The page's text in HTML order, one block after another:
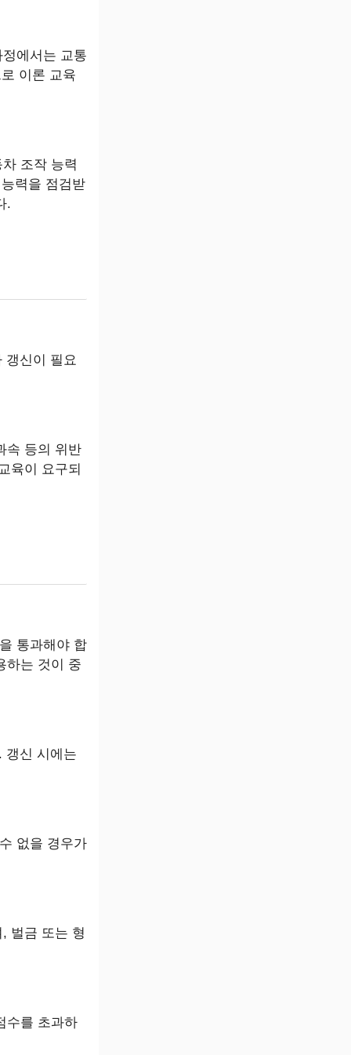
에서는 교통
이론 교육
조작 능력
력을 점검받
.
갱신이 필요
속 등의 위반
육이 요구되
통과해야 합
하는 것이 중
갱신 시에는
없을 경우가
벌금 또는 형
수를 초과하